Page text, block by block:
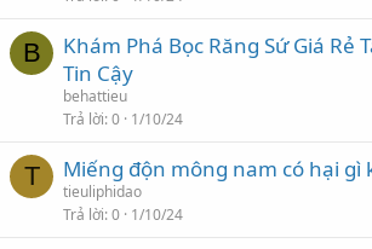
B
Khám Phá Bọc Răng Sứ Giá Rẻ
Tin Cậy
behattieu
Trả lời 0 1/10/24
T Miếng độn mông nam có hại gì
tieuliphidao
Trả lời 0 1/10/24